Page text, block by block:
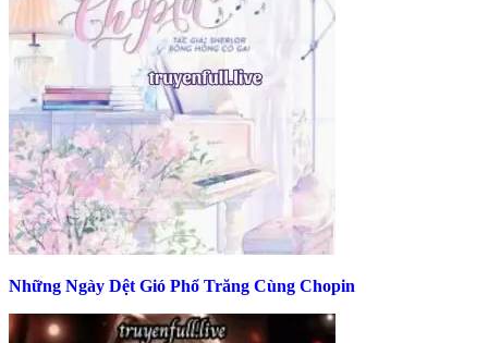
Những Ngày Dệt Gió Phổ Trăng Cùng Chopin